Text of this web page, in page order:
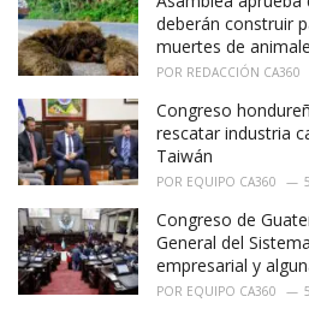
deberán construir
muertes de
POR REDACCIÓN CA360
Congreso
rescatar industria
Taiwán
POR EQUIPO CA360
Congreso de
General del
empresarial y
POR EQUIPO CA360